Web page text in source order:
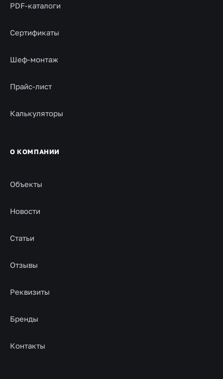
PDF-каталоги
Сертификаты
Шеф-монтаж
Прайс-лист
Калькуляторы
О КОМПАНИИ
Объекты
Новости
Статьи
Отзывы
Реквизиты
Бренды
Контакты